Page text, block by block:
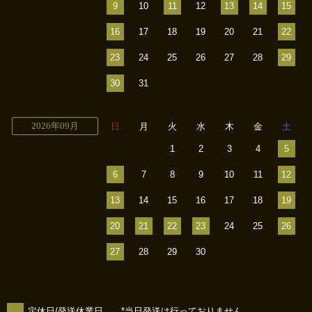
9 10 11 12 13 14 15
16 17 18 19 20 21 22
23 24 25 26 27 28 29
30 31
2026年09月 日 月 火 水 木 金 土
1 2 3 4 5
6 7 8 9 10 11 12
13 14 15 16 17 18 19
20 21 22 23 24 25 26
27 28 29 30